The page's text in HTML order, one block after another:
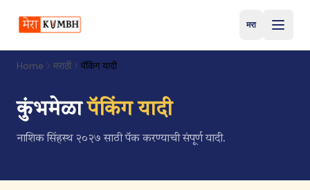
मरा
मराठी
Home मराठी पॅकिंग यादी
कुंभमेळापॅकिंग यादी
नाशिक सिंहस्थ २०२७ साठी पॅक करण्याची संपूर्ण यादी.